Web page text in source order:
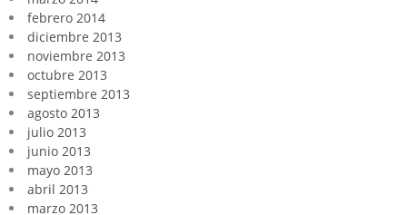
febrero 2014
diciembre 2013
noviembre 2013
octubre 2013
septiembre 2013
agosto 2013
julio 2013
junio 2013
mayo 2013
abril 2013
marzo 2013